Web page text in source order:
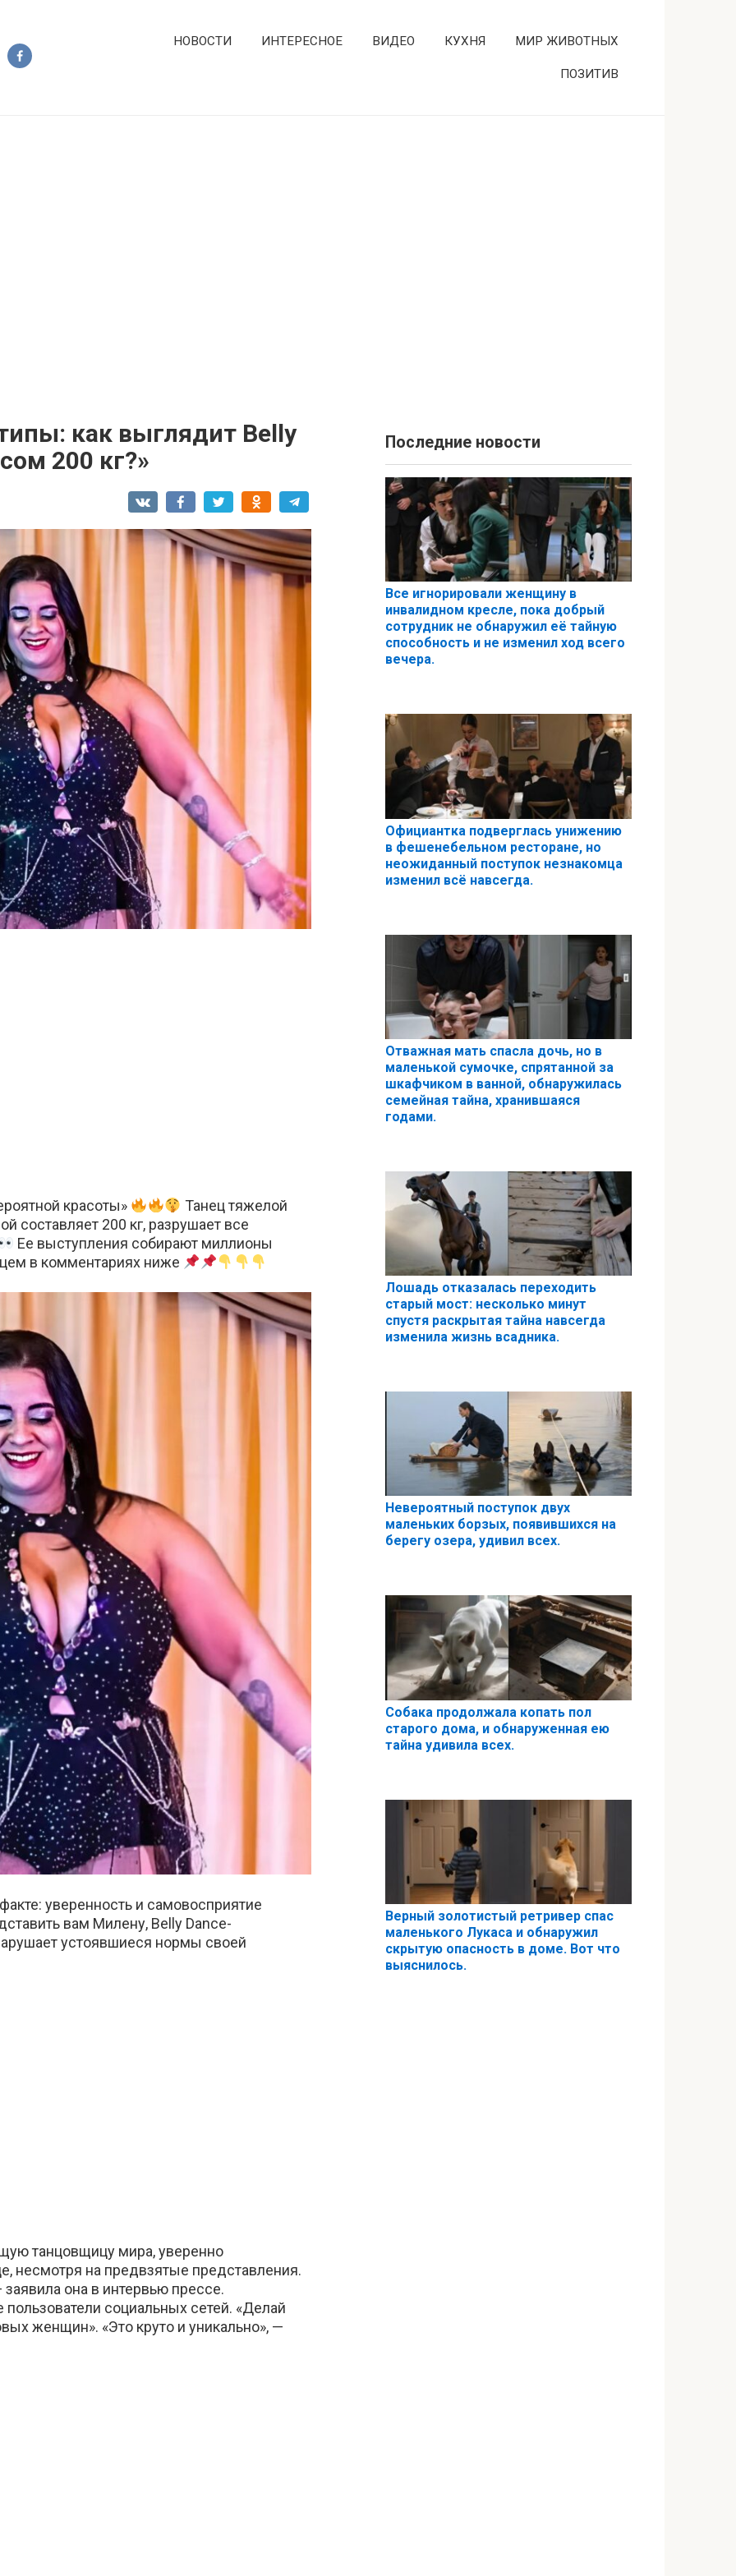
НОВОСТИ ИНТЕРЕСНОЕ ВИДЕО КУХНЯ МИР ЖИВОТНЫХ
ПОЗИТИВ
как выглядит Belly
200 кг?»
красоты»
Танец тяжелой
составляет 200 кг, разрушает все
Ее выступления собирают миллионы
в комментариях ниже
уверенность и самовосприятие
вам Милену, Belly Dance-
устоявшиеся нормы своей
танцовщицу мира, уверенно
несмотря на предвзятые представления.
она в интервью прессе.
социальных сетей. «Делай
женщин». «Это круто и уникально», —
Последние новости
Все игнорировали женщину в
инвалидном кресле, пока добрый
сотрудник не обнаружил её тайную
способность и не изменил ход всего
вечера.
Официантка подверглась унижению
в фешенебельном ресторане, но
неожиданный поступок незнакомца
изменил всё навсегда.
Отважная мать спасла дочь, но в
маленькой сумочке, спрятанной за
шкафчиком в ванной, обнаружилась
семейная тайна, хранившаяся
годами.
Лошадь отказалась переходить
старый мост: несколько минут
спустя раскрытая тайна навсегда
изменила жизнь всадника.
Невероятный поступок двух
маленьких борзых, появившихся на
берегу озера, удивил всех.
Собака продолжала копать пол
старого дома, и обнаруженная ею
тайна удивила всех.
Верный золотистый ретривер спас
маленького Лукаса и обнаружил
скрытую опасность в доме. Вот что
выяснилось.